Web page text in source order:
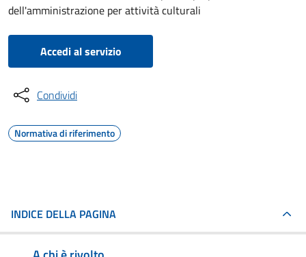
dell'amministrazione per attività culturali
Accedi al servizio
Condividi
Normativa di riferimento
INDICE DELLA PAGINA